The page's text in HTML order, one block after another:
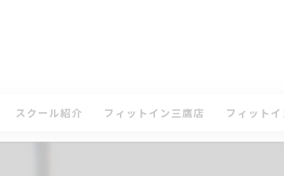
スクール紹介 フィットイン三鷹店 フィット